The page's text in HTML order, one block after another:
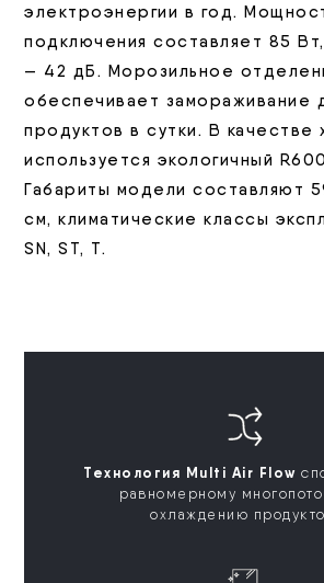
электроэнергии в год.
подключения составляет 85
— 42 дБ. Морозильное
обеспечивает замораживание
продуктов в сутки. В качестве
используется экологичный
Габариты модели составляют
см, климатические классы
SN, ST, T.
Технология Multi Air Flow
равномерному
охлаждению